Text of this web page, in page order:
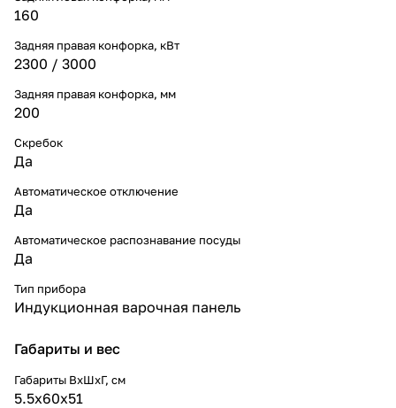
160
Задняя правая конфорка, кВт
2300 / 3000
Задняя правая конфорка, мм
200
Скребок
Да
Автоматическое отключение
Да
Автоматическое распознавание посуды
Да
Тип прибора
Индукционная варочная панель
Габариты и вес
Габариты ВхШхГ, cм
5.5х60х51